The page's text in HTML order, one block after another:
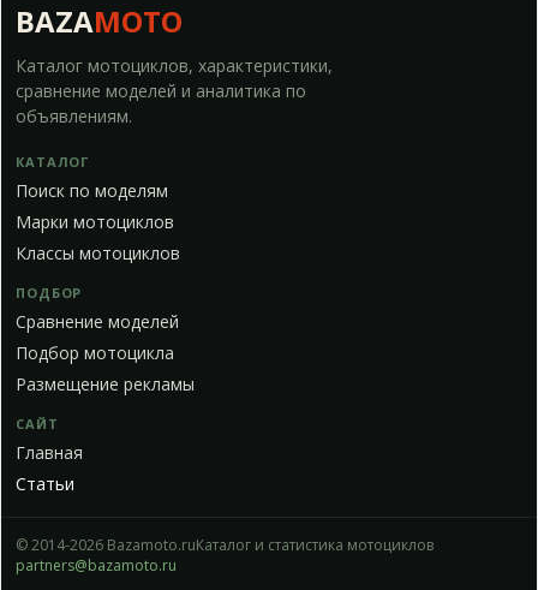
BAZAMOTO
Каталог мотоциклов, характеристики,
сравнение моделей и аналитика по
объявлениям.
КАТАЛОГ
Поиск по моделям
Марки мотоциклов
Классы мотоциклов
ПОДБОР
Сравнение моделей
Подбор мотоцикла
Размещение рекламы
САЙТ
Главная
Статьи
© 2014-2026 Bazamoto.ruКаталог и статистика мотоциклов
partners@bazamoto.ru